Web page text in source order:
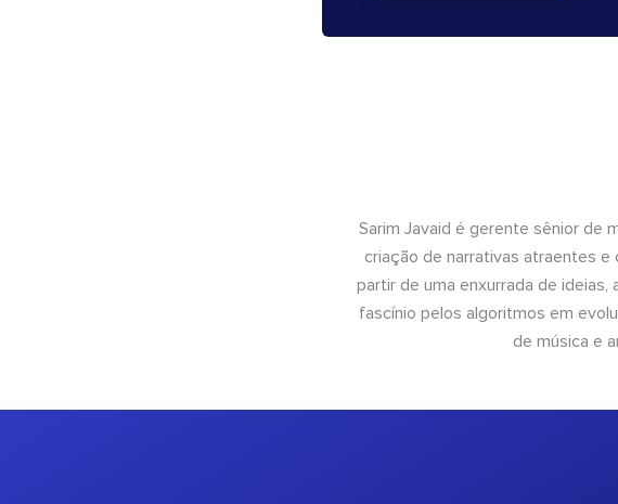
Sarim Javaid é gerente sênior de
criação de narrativas atraentes
partir de uma enxurrada de ideias,
fascínio pelos algoritmos em
de música e